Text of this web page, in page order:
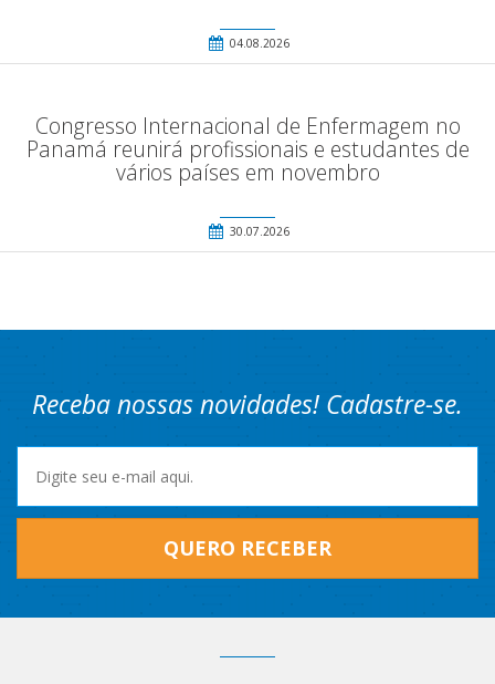
04.08.2026
Congresso Internacional de Enfermagem no
Panamá reunirá profissionais e estudantes de
vários países em novembro
30.07.2026
Receba nossas novidades! Cadastre-se.
QUERO RECEBER